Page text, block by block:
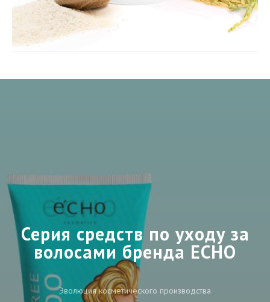
Серия средств по уходу за
волосами бренда ECHO
Эволюция косметического производства